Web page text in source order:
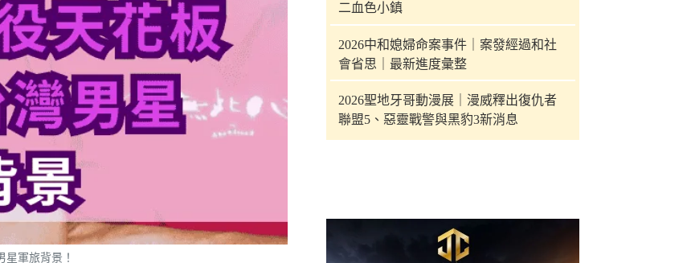
星軍旅背景！
二血色小鎮
2026中和媳婦命案事件｜案發經過和社
會省思｜最新進度彙整
2026聖地牙哥動漫展｜漫威釋出復仇者
聯盟5、惡靈戰警與黑豹3新消息